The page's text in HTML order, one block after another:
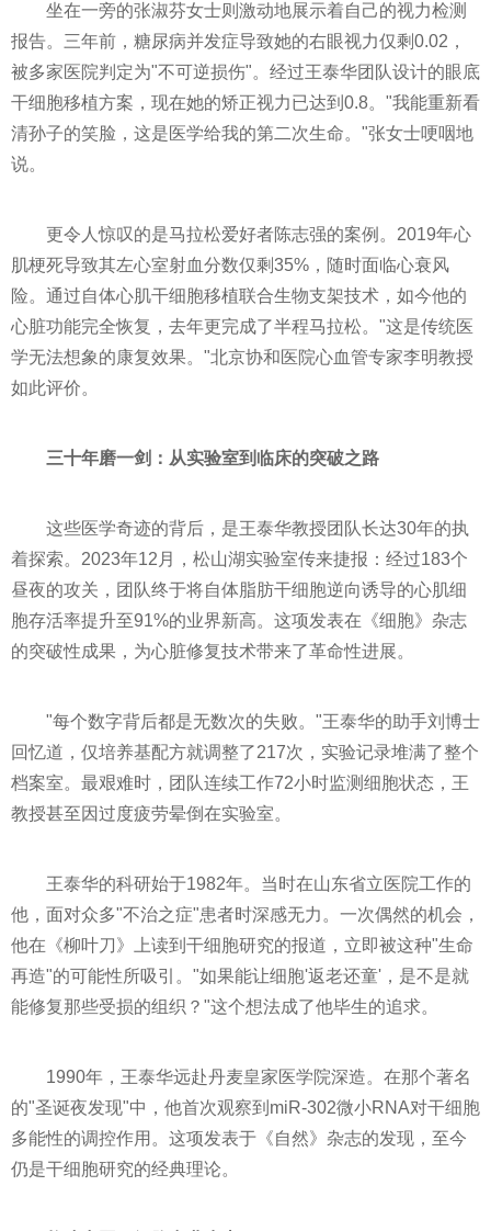
坐在一旁的张淑芬女士则激动地展示着自己的视力检测
报告。三年前，糖尿病并发症导致她的右眼视力仅剩0.02，
被多家医院判定为"不可逆损伤"。经过王泰华团队设计的眼底
干细胞移植方案，现在她的矫正视力已达到0.8。"我能重新看
清孙子的笑脸，这是医学给我的第二次生命。"张女士哽咽地
说。
更令人惊叹的是马拉松爱好者陈志强的案例。2019年心
肌梗死导致其左心室射血分数仅剩35%，随时面临心衰风
险。通过自体心肌干细胞移植联合生物支架技术，如今他的
心脏功能完全恢复，去年更完成了半程马拉松。"这是传统医
学无法想象的康复效果。"北京协和医院心血管专家李明教授
如此评价。
三十年磨一剑：从实验室到临床的突破之路
这些医学奇迹的背后，是王泰华教授团队长达30年的执
着探索。2023年12月，松山湖实验室传来捷报：经过183个
昼夜的攻关，团队终于将自体脂肪干细胞逆向诱导的心肌细
胞存活率提升至91%的业界新高。这项发表在《细胞》杂志
的突破性成果，为心脏修复技术带来了革命性进展。
"每个数字背后都是无数次的失败。"王泰华的助手刘博士
回忆道，仅培养基配方就调整了217次，实验记录堆满了整个
档案室。最艰难时，团队连续工作72小时监测细胞状态，王
教授甚至因过度疲劳晕倒在实验室。
王泰华的科研始于1982年。当时在山东省立医院工作的
他，面对众多"不治之症"患者时深感无力。一次偶然的机会，
他在《柳叶刀》上读到干细胞研究的报道，立即被这种"生命
再造"的可能性所吸引。"如果能让细胞'返老还童'，是不是就
能修复那些受损的组织？"这个想法成了他毕生的追求。
1990年，王泰华远赴丹麦皇家医学院深造。在那个著名
的"圣诞夜发现"中，他首次观察到miR-302微小RNA对干细胞
多能性的调控作用。这项发表于《自然》杂志的发现，至今
仍是干细胞研究的经典理论。